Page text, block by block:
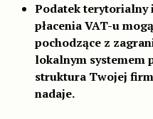
Podatek terytorialny
płacenia VAT-u
pochodzące z
lokalnym systemem
struktura Twojej
nadaje.